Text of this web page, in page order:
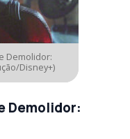
Demolidor:
Disney+)
Demolidor: